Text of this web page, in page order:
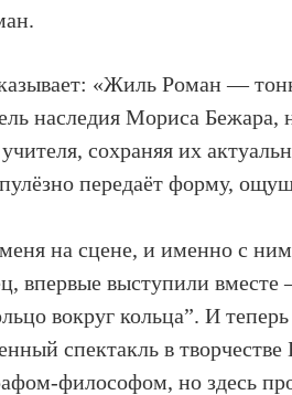
«Жиль Роман —
наследия Мориса Бежара,
сохраняя их
передаёт форму,
на сцене, и именно с
впервые выступили
вокруг кольца”. И
спектакль в
философом, но здесь